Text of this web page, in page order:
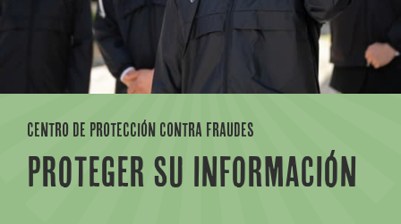
CENTRO DE PROTECCIÓN CONTRA FRAUDES
PROTEGER SU INFORMACIÓN